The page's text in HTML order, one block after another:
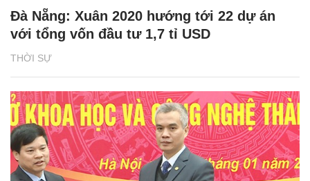
THỜI SỰ
Đà Nẵng: Xuân 2020 hướng tới 22 dự án
với tổng vốn đầu tư 1,7 tỉ USD